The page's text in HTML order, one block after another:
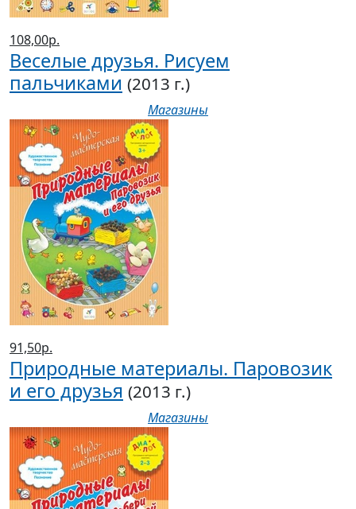
108,00р.
Веселые друзья. Рисуем
пальчиками (2013 г.)
Магазины
91,50р.
Природные материалы. Паровозик
и его друзья (2013 г.)
Магазины